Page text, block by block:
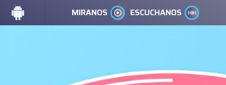
MIRANOS ESCUCHANOS